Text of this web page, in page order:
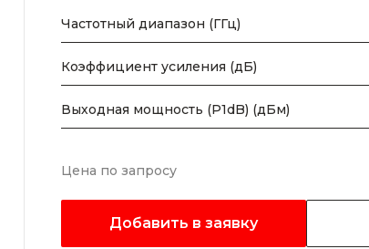
Частотный диапазон (ГГц)
Коэффициент усиления (дБ)
Выходная мощность (P1dB) (дБм)
Цена по запросу
Добавить в заявку